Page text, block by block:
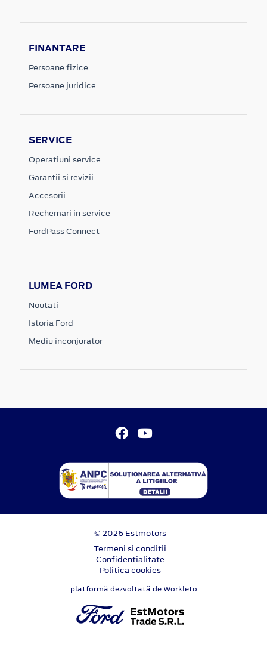
FINANTARE
Persoane fizice
Persoane juridice
SERVICE
Operatiuni service
Garantii si revizii
Accesorii
Rechemari in service
FordPass Connect
LUMEA FORD
Noutati
Istoria Ford
Mediu inconjurator
© 2026 Estmotors
Termeni si conditii
Confidentialitate
Politica cookies
platformă dezvoltată de Workleto